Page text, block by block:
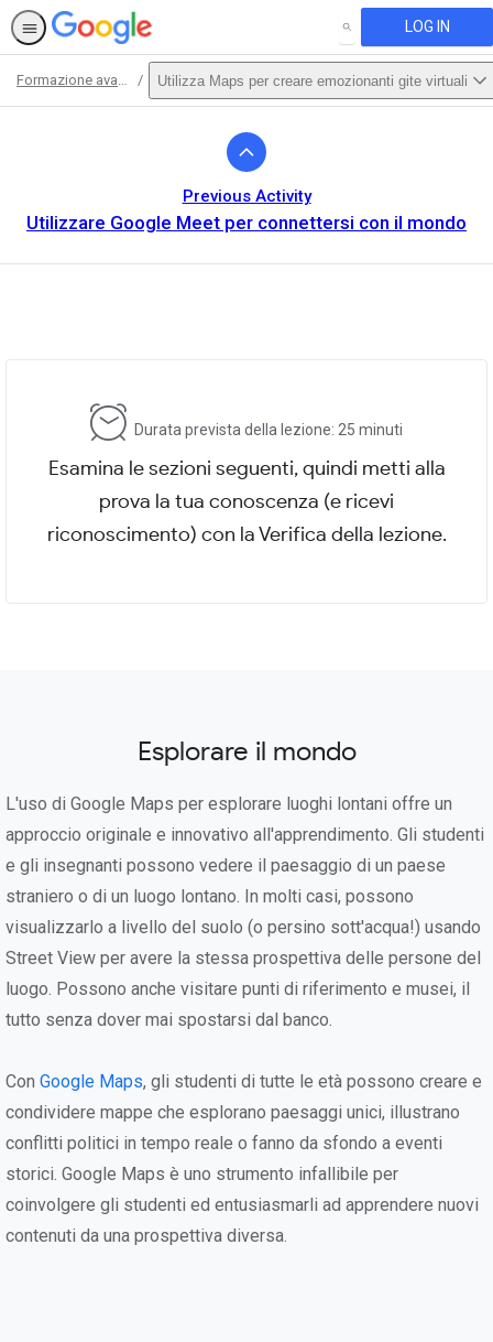
SEARCH LOG IN
Formazione avanzata Utilizza Maps per creare emozionanti gite virtuali
Previous Activity
Utilizzare Google Meet per connettersi con il mondo
Durata prevista della lezione: 25 minuti
Esamina le sezioni seguenti, quindi metti alla
prova la tua conoscenza (e ricevi
riconoscimento) con la Verifica della lezione.
Esplorare il mondo
L'uso di Google Maps per esplorare luoghi lontani offre un
approccio originale e innovativo all'apprendimento. Gli studenti
e gli insegnanti possono vedere il paesaggio di un paese
straniero o di un luogo lontano. In molti casi, possono
visualizzarlo a livello del suolo (o persino sott'acqua!) usando
Street View per avere la stessa prospettiva delle persone del
luogo. Possono anche visitare punti di riferimento e musei, il
tutto senza dover mai spostarsi dal banco.
Con Google Maps, gli studenti di tutte le età possono creare e
condividere mappe che esplorano paesaggi unici, illustrano
conflitti politici in tempo reale o fanno da sfondo a eventi
storici. Google Maps è uno strumento infallibile per
coinvolgere gli studenti ed entusiasmarli ad apprendere nuovi
contenuti da una prospettiva diversa.